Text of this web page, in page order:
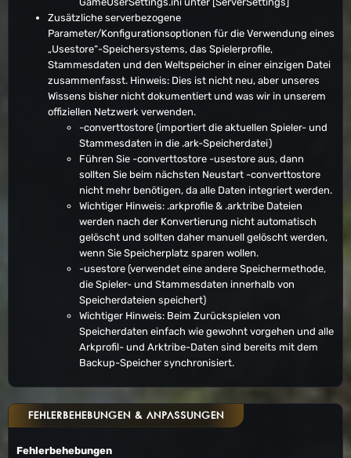
Zusätzliche serverbezogene
Parameter/Konfigurationsoptionen für die Verwendung eines
„Usestore“-Speichersystems, das Spielerprofile,
Stammesdaten und den Weltspeicher in einer einzigen Datei
zusammenfasst. Hinweis: Dies ist nicht neu, aber unseres
Wissens bisher nicht dokumentiert und was wir in unserem
offiziellen Netzwerk verwenden.
-converttostore (importiert die aktuellen Spieler- und
Stammesdaten in die .ark-Speicherdatei)
Führen Sie -converttostore -usestore aus, dann
sollten Sie beim nächsten Neustart -converttostore
nicht mehr benötigen, da alle Daten integriert werden.
Wichtiger Hinweis: .arkprofile & .arktribe Dateien
werden nach der Konvertierung nicht automatisch
gelöscht und sollten daher manuell gelöscht werden,
wenn Sie Speicherplatz sparen wollen.
-usestore (verwendet eine andere Speichermethode,
die Spieler- und Stammesdaten innerhalb von
Speicherdateien speichert)
Wichtiger Hinweis: Beim Zurückspielen von
Speicherdaten einfach wie gewohnt vorgehen und alle
Arkprofil- und Arktribe-Daten sind bereits mit dem
Backup-Speicher synchronisiert.
FEHLERBEHEBUNGEN & ANPASSUNGEN
Fehlerbehebungen